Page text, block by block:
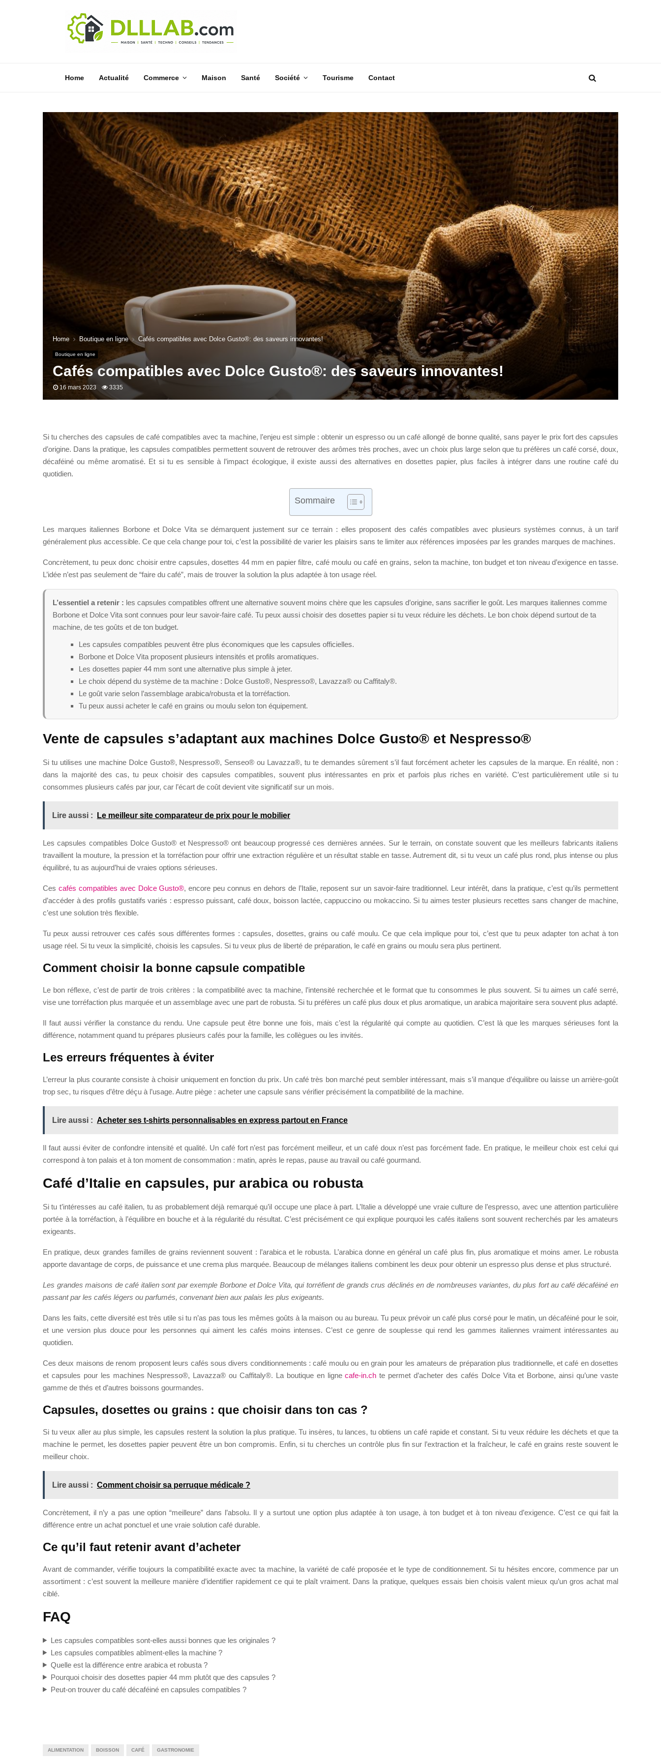
Home Actualité Commerce Maison Santé Société Tourisme Contact
Home Boutique en ligne Cafés compatibles avec Dolce Gusto®: des saveurs innovantes!
Boutique en ligne
Cafés compatibles avec Dolce Gusto®: des saveurs innovantes!
16 mars 2023 3335
Si tu cherches des capsules de café compatibles avec ta machine, l’enjeu est simple : obtenir un espresso ou un café allongé de bonne qualité, sans payer le prix fort des capsules
d’origine. Dans la pratique, les capsules compatibles permettent souvent de retrouver des arômes très proches, avec un choix plus large selon que tu préfères un café corsé, doux,
décaféiné ou même aromatisé. Et si tu es sensible à l’impact écologique, il existe aussi des alternatives en dosettes papier, plus faciles à intégrer dans une routine café du
quotidien.
Sommaire
Les marques italiennes Borbone et Dolce Vita se démarquent justement sur ce terrain : elles proposent des cafés compatibles avec plusieurs systèmes connus, à un tarif
généralement plus accessible. Ce que cela change pour toi, c’est la possibilité de varier les plaisirs sans te limiter aux références imposées par les grandes marques de machines.
Concrètement, tu peux donc choisir entre capsules, dosettes 44 mm en papier filtre, café moulu ou café en grains, selon ta machine, ton budget et ton niveau d’exigence en tasse.
L’idée n’est pas seulement de “faire du café”, mais de trouver la solution la plus adaptée à ton usage réel.
L’essentiel a retenir : les capsules compatibles offrent une alternative souvent moins chère que les capsules d’origine, sans sacrifier le goût. Les marques italiennes comme
Borbone et Dolce Vita sont connues pour leur savoir-faire café. Tu peux aussi choisir des dosettes papier si tu veux réduire les déchets. Le bon choix dépend surtout de ta
machine, de tes goûts et de ton budget.
Les capsules compatibles peuvent être plus économiques que les capsules officielles.
Borbone et Dolce Vita proposent plusieurs intensités et profils aromatiques.
Les dosettes papier 44 mm sont une alternative plus simple à jeter.
Le choix dépend du système de ta machine : Dolce Gusto®, Nespresso®, Lavazza® ou Caffitaly®.
Le goût varie selon l’assemblage arabica/robusta et la torréfaction.
Tu peux aussi acheter le café en grains ou moulu selon ton équipement.
Vente de capsules s’adaptant aux machines Dolce Gusto® et Nespresso®
Si tu utilises une machine Dolce Gusto®, Nespresso®, Senseo® ou Lavazza®, tu te demandes sûrement s’il faut forcément acheter les capsules de la marque. En réalité, non :
dans la majorité des cas, tu peux choisir des capsules compatibles, souvent plus intéressantes en prix et parfois plus riches en variété. C’est particulièrement utile si tu
consommes plusieurs cafés par jour, car l’écart de coût devient vite significatif sur un mois.
Lire aussi : Le meilleur site comparateur de prix pour le mobilier
Les capsules compatibles Dolce Gusto® et Nespresso® ont beaucoup progressé ces dernières années. Sur le terrain, on constate souvent que les meilleurs fabricants italiens
travaillent la mouture, la pression et la torréfaction pour offrir une extraction régulière et un résultat stable en tasse. Autrement dit, si tu veux un café plus rond, plus intense ou plus
équilibré, tu as aujourd’hui de vraies options sérieuses.
Ces cafés compatibles avec Dolce Gusto®, encore peu connus en dehors de l’Italie, reposent sur un savoir-faire traditionnel. Leur intérêt, dans la pratique, c’est qu’ils permettent
d’accéder à des profils gustatifs variés : espresso puissant, café doux, boisson lactée, cappuccino ou mokaccino. Si tu aimes tester plusieurs recettes sans changer de machine,
c’est une solution très flexible.
Tu peux aussi retrouver ces cafés sous différentes formes : capsules, dosettes, grains ou café moulu. Ce que cela implique pour toi, c’est que tu peux adapter ton achat à ton
usage réel. Si tu veux la simplicité, choisis les capsules. Si tu veux plus de liberté de préparation, le café en grains ou moulu sera plus pertinent.
Comment choisir la bonne capsule compatible
Le bon réflexe, c’est de partir de trois critères : la compatibilité avec ta machine, l’intensité recherchée et le format que tu consommes le plus souvent. Si tu aimes un café serré,
vise une torréfaction plus marquée et un assemblage avec une part de robusta. Si tu préfères un café plus doux et plus aromatique, un arabica majoritaire sera souvent plus adapté.
Il faut aussi vérifier la constance du rendu. Une capsule peut être bonne une fois, mais c’est la régularité qui compte au quotidien. C’est là que les marques sérieuses font la
différence, notamment quand tu prépares plusieurs cafés pour la famille, les collègues ou les invités.
Les erreurs fréquentes à éviter
L’erreur la plus courante consiste à choisir uniquement en fonction du prix. Un café très bon marché peut sembler intéressant, mais s’il manque d’équilibre ou laisse un arrière-goût
trop sec, tu risques d’être déçu à l’usage. Autre piège : acheter une capsule sans vérifier précisément la compatibilité de la machine.
Lire aussi : Acheter ses t-shirts personnalisables en express partout en France
Il faut aussi éviter de confondre intensité et qualité. Un café fort n’est pas forcément meilleur, et un café doux n’est pas forcément fade. En pratique, le meilleur choix est celui qui
correspond à ton palais et à ton moment de consommation : matin, après le repas, pause au travail ou café gourmand.
Café d’Italie en capsules, pur arabica ou robusta
Si tu t’intéresses au café italien, tu as probablement déjà remarqué qu’il occupe une place à part. L’Italie a développé une vraie culture de l’espresso, avec une attention particulière
portée à la torréfaction, à l’équilibre en bouche et à la régularité du résultat. C’est précisément ce qui explique pourquoi les cafés italiens sont souvent recherchés par les amateurs
exigeants.
En pratique, deux grandes familles de grains reviennent souvent : l’arabica et le robusta. L’arabica donne en général un café plus fin, plus aromatique et moins amer. Le robusta
apporte davantage de corps, de puissance et une crema plus marquée. Beaucoup de mélanges italiens combinent les deux pour obtenir un espresso plus dense et plus structuré.
Les grandes maisons de café italien sont par exemple Borbone et Dolce Vita, qui torréfient de grands crus déclinés en de nombreuses variantes, du plus fort au café décaféiné en
passant par les cafés légers ou parfumés, convenant bien aux palais les plus exigeants.
Dans les faits, cette diversité est très utile si tu n’as pas tous les mêmes goûts à la maison ou au bureau. Tu peux prévoir un café plus corsé pour le matin, un décaféiné pour le soir,
et une version plus douce pour les personnes qui aiment les cafés moins intenses. C’est ce genre de souplesse qui rend les gammes italiennes vraiment intéressantes au
quotidien.
Ces deux maisons de renom proposent leurs cafés sous divers conditionnements : café moulu ou en grain pour les amateurs de préparation plus traditionnelle, et café en dosettes
et capsules pour les machines Nespresso®, Lavazza® ou Caffitaly®. La boutique en lignecafe-in.ch te permet d’acheter des cafés Dolce Vita et Borbone, ainsi qu’une vaste
gamme de thés et d’autres boissons gourmandes.
Capsules, dosettes ou grains : que choisir dans ton cas ?
Si tu veux aller au plus simple, les capsules restent la solution la plus pratique. Tu insères, tu lances, tu obtiens un café rapide et constant. Si tu veux réduire les déchets et que ta
machine le permet, les dosettes papier peuvent être un bon compromis. Enfin, si tu cherches un contrôle plus fin sur l’extraction et la fraîcheur, le café en grains reste souvent le
meilleur choix.
Lire aussi : Comment choisir sa perruque médicale ?
Concrètement, il n’y a pas une option “meilleure” dans l’absolu. Il y a surtout une option plus adaptée à ton usage, à ton budget et à ton niveau d’exigence. C’est ce qui fait la
différence entre un achat ponctuel et une vraie solution café durable.
Ce qu’il faut retenir avant d’acheter
Avant de commander, vérifie toujours la compatibilité exacte avec ta machine, la variété de café proposée et le type de conditionnement. Si tu hésites encore, commence par un
assortiment : c’est souvent la meilleure manière d’identifier rapidement ce qui te plaît vraiment. Dans la pratique, quelques essais bien choisis valent mieux qu’un gros achat mal
ciblé.
FAQ
Les capsules compatibles sont-elles aussi bonnes que les originales ?
Les capsules compatibles abîment-elles la machine ?
Quelle est la différence entre arabica et robusta ?
Pourquoi choisir des dosettes papier 44 mm plutôt que des capsules ?
Peut-on trouver du café décaféiné en capsules compatibles ?
ALIMENTATION BOISSON CAFÉ GASTRONOMIE